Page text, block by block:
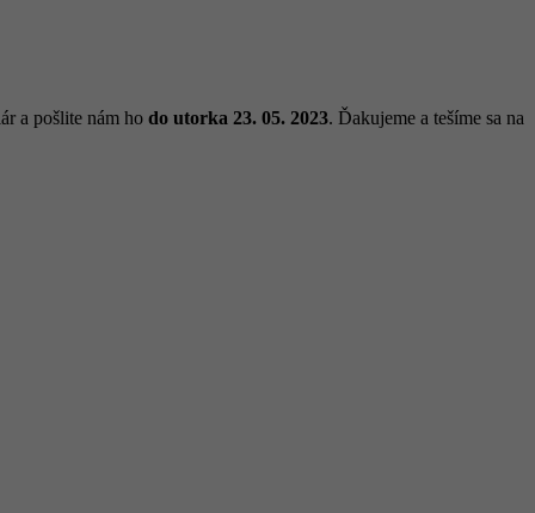
a pošlite nám ho do utorka 23. 05. 2023. Ďakujeme a tešíme sa na